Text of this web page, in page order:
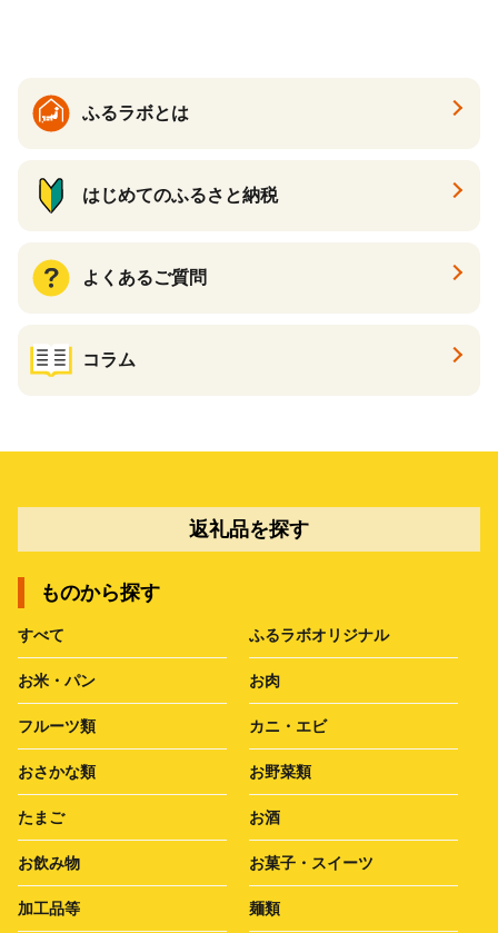
ふるラボとは
はじめてのふるさと納税
よくあるご質問
コラム
返礼品を探す
ものから探す
すべて ふるラボオリジナル
お米・パン お肉
フルーツ類 カニ・エビ
おさかな類 お野菜類
たまご お酒
お飲み物 お菓子・スイーツ
加工品等 麺類